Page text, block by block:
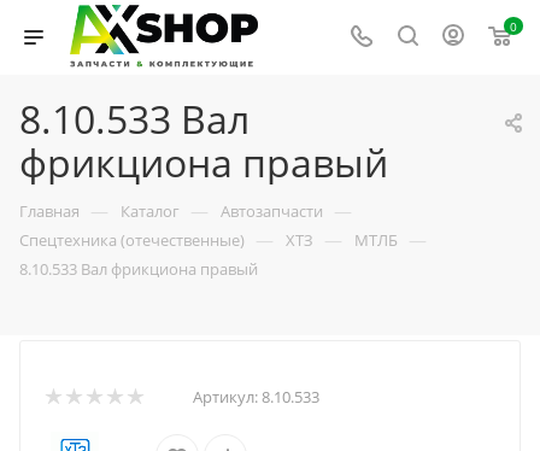
0
8.10.533 Вал
фрикциона правый
Главная — Каталог — Автозапчасти —
Спецтехника (отечественные) — ХТЗ — МТЛБ —
8.10.533 Вал фрикциона правый
Артикул:8.10.533